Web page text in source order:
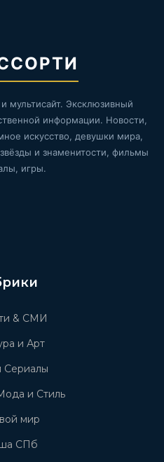
мультисайт. Эксклюзивный
информации. Новости,
искусство, девушки мира,
и знаменитости, фильмы
игры.
& СМИ
и Арт
Сериалы
и Стиль
мир
СПб